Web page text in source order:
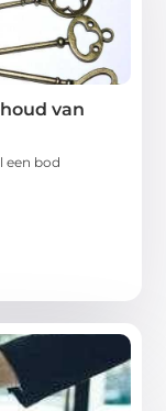
van
een bod